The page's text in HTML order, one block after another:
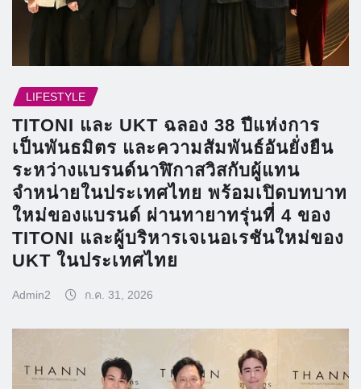
LIFESTYLE
TITONI และ UKT ฉลอง 38 ปีแห่งการ
เป็นพันธมิตร และความสัมพันธ์อันยั่งยืน
ระหว่างแบรนด์นาฬิกาสวิสกับผู้แทน
จำหน่ายในประเทศไทย พร้อมเปิดบทบาท
ใหม่ของแบรนด์ ผ่านทายาทรุ่นที่ 4 ของ
TITONI และผู้บริหารเจเนอเรชันใหม่ของ
UKT ในประเทศไทย
Admin2 ก.ค. 31, 2026